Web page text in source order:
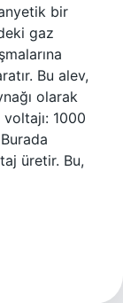
bir
gaz
Bu alev,
olarak
1000
üretir. Bu,